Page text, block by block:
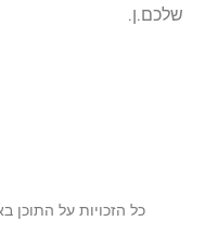
שלכם.ן.
כל הזכויות על